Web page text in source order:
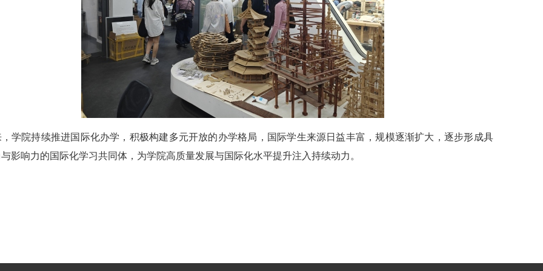
学院持续推进国际化办学，积极构建多元开放的办学格局，国际学生来源日益丰富，规模逐渐扩大，逐步形成具
影响力的国际化学习共同体，为学院高质量发展与国际化水平提升注入持续动力。